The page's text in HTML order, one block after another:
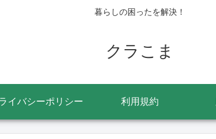
暮らしの困ったを解決！
クラこま
イバシーポリシー 利用規約